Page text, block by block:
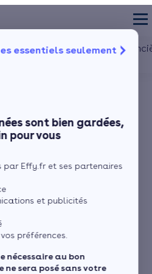
essentiels seulement
sont bien gardées,
pour vous
par Effy.fr et ses partenaires
et publicités
préférences.
nécessaire au bon
sera posé sans votre
vendredi -
Les aides
Ma Prime
Le chèque
chez vous